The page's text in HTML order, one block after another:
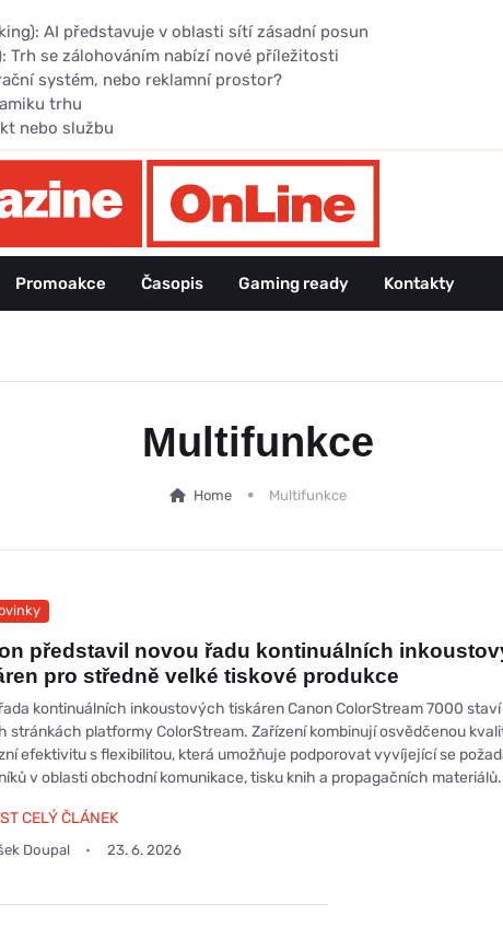
AI představuje v oblasti sítí zásadní posun
Trh se zálohováním nabízí nové příležitosti
systém, nebo reklamní prostor?
trhu
nebo službu
Promoakce Časopis Gaming ready Kontakty
Multifunkce
Home Multifunkce
představil novou řadu kontinuálních
pro středně velké tiskové produkce
kontinuálních inkoustových tiskáren Canon ColorStream 7000 staví
stránkách platformy ColorStream. Zařízení kombinují osvědčenou
efektivitu s flexibilitou, která umožňuje podporovat vyvíjející se
v oblasti obchodní komunikace, tisku knih a propagačních materiálů.
CELÝ ČLÁNEK
Doupal 23. 6. 2026